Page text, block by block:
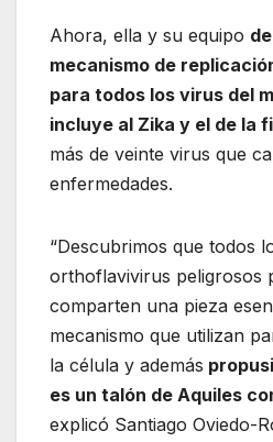
Ahora, ella y su equipo
mecanismo de
para todos los virus del
incluye al Zika y el de la
más de veinte virus que
enfermedades.
“Descubrimos que todos
orthoflavivirus peligrosos
comparten una pieza
mecanismo que utilizan
la célula y además
es un talón de Aquiles
explicó Santiago Oviedo-